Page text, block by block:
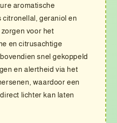
aromatische
citronellal, geraniol en
voor het
en citrusachtige
snel gekoppeld
en alertheid via het
waardoor een
lichter kan laten